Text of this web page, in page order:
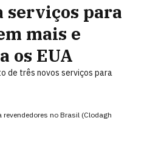
serviços para
mais e
os EUA
de três novos serviços para
no Brasil (Clodagh